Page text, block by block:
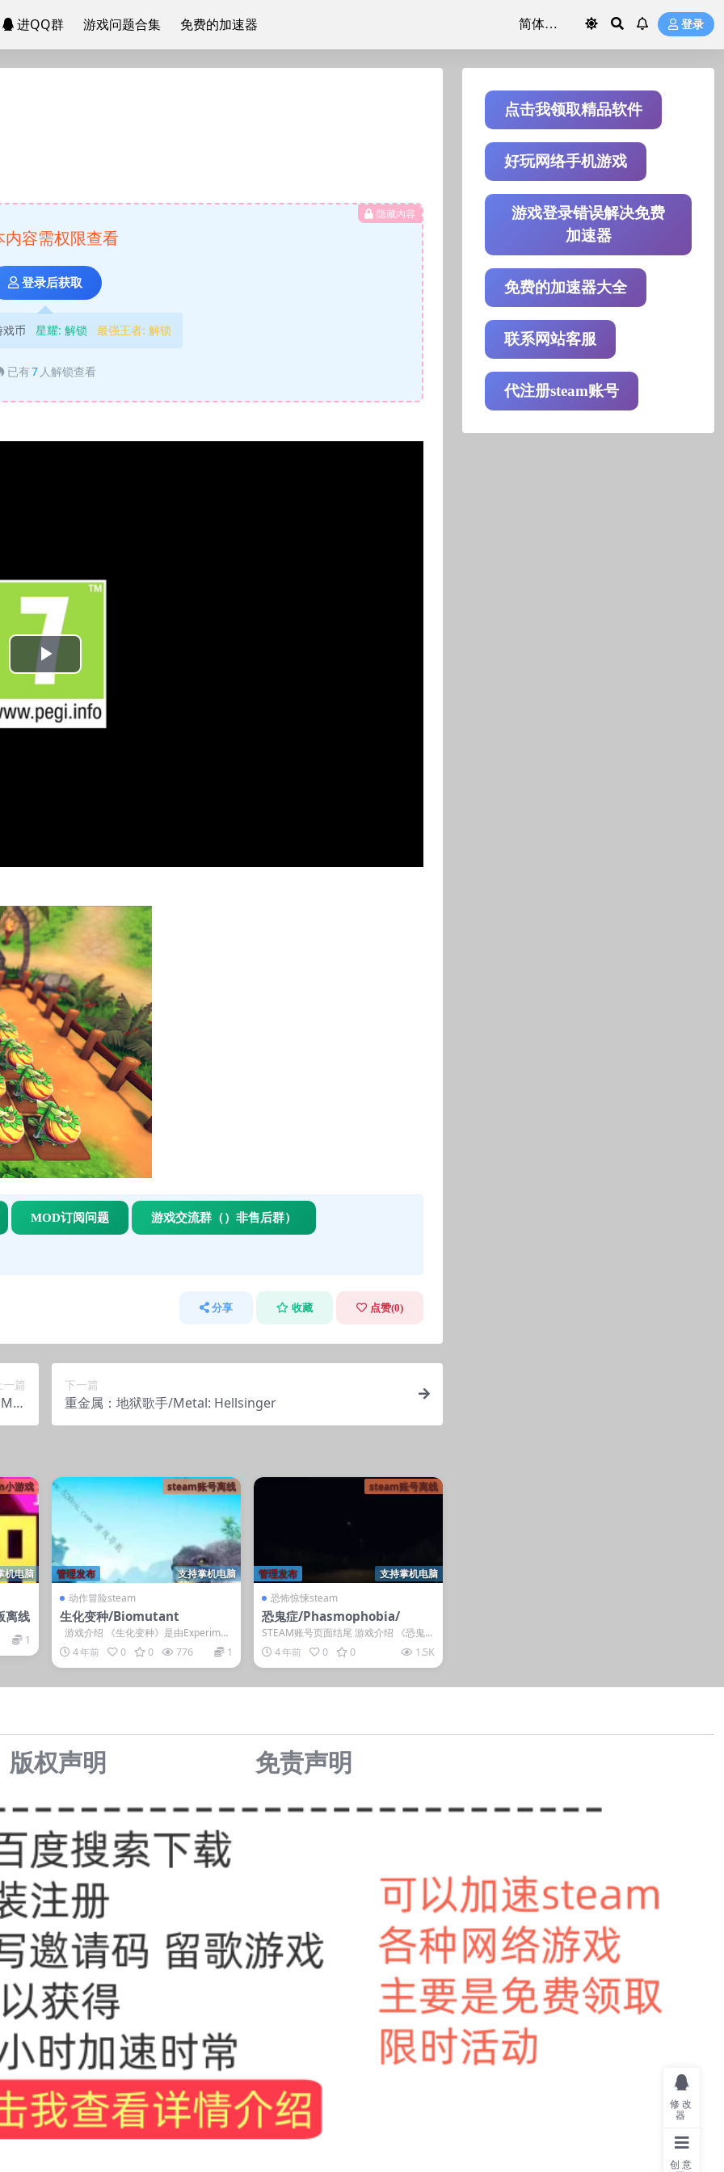
进QQ群 游戏问题合集 免费的加速器 登录
隐藏内容
内容需权限查看
登录后获取
戏币 星耀: 解锁 最强王者: 解锁
已有7 人解锁查看
Play
Video
MOD订阅问题 游戏交流群（）非售后群）
分享 收藏 点赞(0)
一篇
cy
下一篇
重金属：地狱歌手/Metal: Hellsinger
小游戏
机电脑
离线
1
steam账号离线
支持掌机电脑
管理发布
动作冒险steam
生化变种/Biomutant
游戏介绍 《生化变种》是由Experimen
t 101制作，THQ...
4 年前 0 0 776 1
steam账号离线
支持掌机电脑
管理发布
恐怖惊悚steam
恐鬼症/Phasmophobia/
STEAM账号页面结尾 游戏介绍 《恐鬼
症》是一款恐怖游戏，玩家在本作中扮
演灵异...
4 年前 0 0 1.5K
点击我领取精品软件
好玩网络手机游戏
游戏登录错误解决免费
加速器
免费的加速器大全
联系网站客服
代注册steam账号
版权声明 免责声明
修改
器
创意